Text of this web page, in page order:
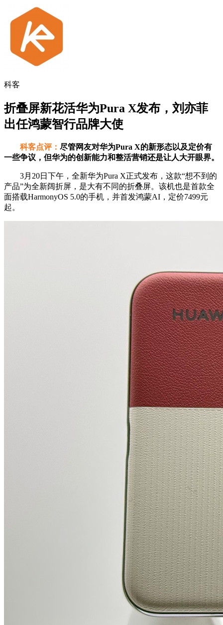
科客
折叠屏新花活华为Pura X发布，刘亦菲
出任鸿蒙智行品牌大使
科客点评： 尽管网友对华为Pura X的新形态以及定价有
一些争议，但华为的创新能力和整活营销还是让人大开眼界。
3月20日下午，全新华为Pura X正式发布，这款“想不到的
产品”为全新阔折屏，是大有不同的折叠屏。该机也是首款全
面搭载HarmonyOS 5.0的手机，并首发鸿蒙AI，定价7499元
起。